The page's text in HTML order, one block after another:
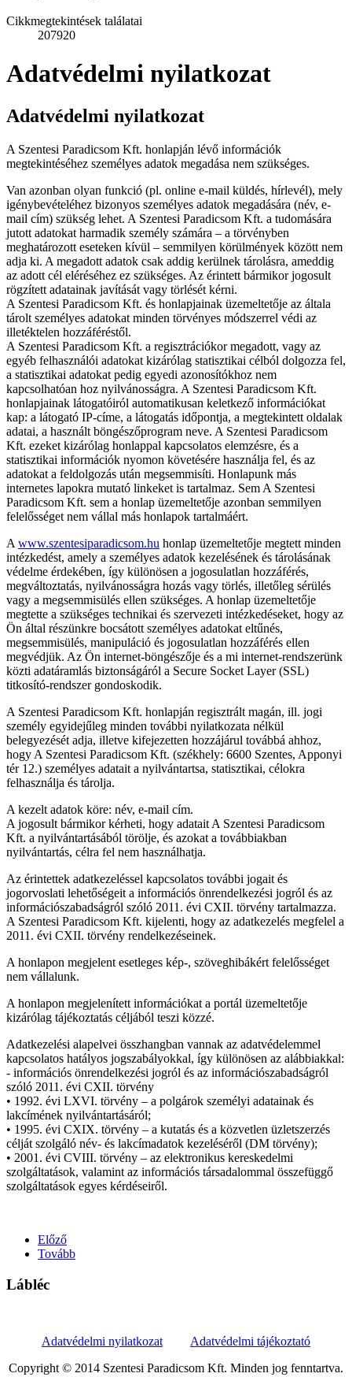
Cikkmegtekintések találatai
207920
Adatvédelmi nyilatkozat
Adatvédelmi nyilatkozat
A Szentesi Paradicsom Kft. honlapján lévő információk
megtekintéséhez személyes adatok megadása nem szükséges.
Van azonban olyan funkció (pl. online e-mail küldés, hírlevél), mely
igénybevételéhez bizonyos személyes adatok megadására (név, e-
mail cím) szükség lehet. A Szentesi Paradicsom Kft. a tudomására
jutott adatokat harmadik személy számára – a törvényben
meghatározott eseteken kívül – semmilyen körülmények között nem
adja ki. A megadott adatok csak addig kerülnek tárolásra, ameddig
az adott cél eléréséhez ez szükséges. Az érintett bármikor jogosult
rögzített adatainak javítását vagy törlését kérni.
A Szentesi Paradicsom Kft. és honlapjainak üzemeltetője az általa
tárolt személyes adatokat minden törvényes módszerrel védi az
illetéktelen hozzáféréstől.
A Szentesi Paradicsom Kft. a regisztrációkor megadott, vagy az
egyéb felhasználói adatokat kizárólag statisztikai célból dolgozza fel,
a statisztikai adatokat pedig egyedi azonosítókhoz nem
kapcsolhatóan hoz nyilvánosságra. A Szentesi Paradicsom Kft.
honlapjainak látogatóiról automatikusan keletkező információkat
kap: a látogató IP-címe, a látogatás időpontja, a megtekintett oldalak
adatai, a használt böngészőprogram neve. A Szentesi Paradicsom
Kft. ezeket kizárólag honlappal kapcsolatos elemzésre, és a
statisztikai információk nyomon követésére használja fel, és az
adatokat a feldolgozás után megsemmisíti. Honlapunk más
internetes lapokra mutató linkeket is tartalmaz. Sem A Szentesi
Paradicsom Kft. sem a honlap üzemeltetője azonban semmilyen
felelősséget nem vállal más honlapok tartalmáért.
A www.szentesiparadicsom.hu honlap üzemeltetője megtett minden
intézkedést, amely a személyes adatok kezelésének és tárolásának
védelme érdekében, így különösen a jogosulatlan hozzáférés,
megváltoztatás, nyilvánosságra hozás vagy törlés, illetőleg sérülés
vagy a megsemmisülés ellen szükséges. A honlap üzemeltetője
megtette a szükséges technikai és szervezeti intézkedéseket, hogy az
Ön által részünkre bocsátott személyes adatokat eltűnés,
megsemmisülés, manipuláció és jogosulatlan hozzáférés ellen
megvédjük. Az Ön internet-böngészője és a mi internet-rendszerünk
közti adatáramlás biztonságáról a Secure Socket Layer (SSL)
titkosító-rendszer gondoskodik.
A Szentesi Paradicsom Kft. honlapján regisztrált magán, ill. jogi
személy egyidejűleg minden további nyilatkozata nélkül
belegyezését adja, illetve kifejezetten hozzájárul továbbá ahhoz,
hogy A Szentesi Paradicsom Kft. (székhely: 6600 Szentes, Apponyi
tér 12.) személyes adatait a nyilvántartsa, statisztikai, célokra
felhasználja és tárolja.
A kezelt adatok köre: név, e-mail cím.
A jogosult bármikor kérheti, hogy adatait A Szentesi Paradicsom
Kft. a nyilvántartásából törölje, és azokat a továbbiakban
nyilvántartás, célra fel nem használhatja.
Az érintettek adatkezeléssel kapcsolatos további jogait és
jogorvoslati lehetőségeit a információs önrendelkezési jogról és az
információszabadságról szóló 2011. évi CXII. törvény tartalmazza.
A Szentesi Paradicsom Kft. kijelenti, hogy az adatkezelés megfelel a
2011. évi CXII. törvény rendelkezéseinek.
A honlapon megjelent esetleges kép-, szöveghibákért felelősséget
nem vállalunk.
A honlapon megjelenített információkat a portál üzemeltetője
kizárólag tájékoztatás céljából teszi közzé.
Adatkezelési alapelvei összhangban vannak az adatvédelemmel
kapcsolatos hatályos jogszabályokkal, így különösen az alábbiakkal:
- információs önrendelkezési jogról és az információszabadságról
szóló 2011. évi CXII. törvény
• 1992. évi LXVI. törvény – a polgárok személyi adatainak és
lakcímének nyilvántartásáról;
• 1995. évi CXIX. törvény – a kutatás és a közvetlen üzletszerzés
célját szolgáló név- és lakcímadatok kezeléséről (DM törvény);
• 2001. évi CVIII. törvény – az elektronikus kereskedelmi
szolgáltatások, valamint az információs társadalommal összefüggő
szolgáltatások egyes kérdéseiről.
Előző
Tovább
Lábléc
Adatvédelmi nyilatkozat
Adatvédelmi tájékoztató
Copyright © 2014 Szentesi Paradicsom Kft. Minden jog fenntartva.